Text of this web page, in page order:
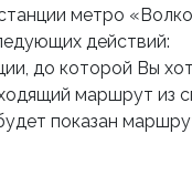
метро
действий:
до которой Вы
маршрут из
показан